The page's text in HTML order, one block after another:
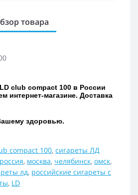
товара
club compact 100 в России
интернет-магазине. Доставка
здоровью.
compact 100, сигареты ЛД
россия, москва, челябинск, омск,
лд, российские сигареты с
, LD